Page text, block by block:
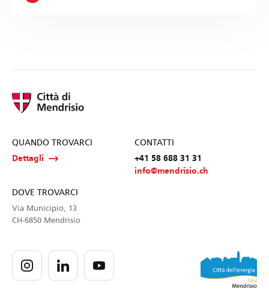
QUANDO TROVARCI
Dettagli
CONTATTI
+41 58 688 31 31
info@mendrisio.ch
DOVE TROVARCI
Via Municipio, 13
CH-6850 Mendrisio